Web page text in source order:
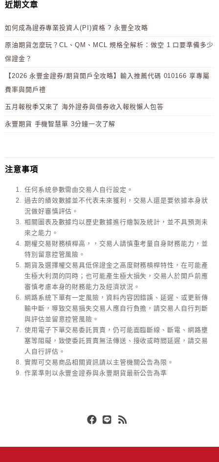
近期文章
如何成為證券專業投資人(PI)資格 ? 永豐全攻略
原油期貨怎麼玩？CL、QM、MCL 規格全解析：做空 1 口要準備多少
保證金？
【2026 永豐金證券/期貨開戶全攻略】輸入推薦代碼 010166 享專屬
費率與開戶禮
五月報稅季又來了 海外證券與借券收入報稅懶人包答
永豐期貨 手機智慧單 3分鐘一次了解
注意事項
任何系統參數需由交易人自行設定。
過去的績效數據並不代表未來獲利，交易人還是要依據本身狀
況做好審慎評估。
相關圖表及數據均以歷史數據進行繪製及統計，並不具預測未
來之能力。
期權交易財務槓桿高，，交易人請慎重考量自身財務能力，並
特別留意控管風險。
期貨及選擇權交易具低保證金之高度財務槓桿特性，在可能產
生極大利潤的同時；也可能產生極大損失，交易人於開戶前應
審慎考慮本身的財務能力及經濟狀況。
網路系統下單有一定風險，資料內容因錯誤、延遲、或更新傳
輸中斷，導致交易損失交易人應自行負擔，請交易人自行判斷
與評估並留意控管風險。
使用電子下單交易委託買賣，仍可能面臨斷線、斷電、網路壅
塞等阻礙，致使委託買賣無法傳送、接收或時間延遲，請交易
人自行評估。
實際可交易商品相關資訊請以主管機關公告為限。
作業準則以永豐金證券與永豐期貨最新公告為準